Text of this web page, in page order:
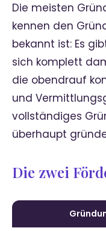
Die meisten
kennen den
bekannt ist: Es
sich komplett
die obendrauf
und
vollständiges
überhaupt
Die zwei